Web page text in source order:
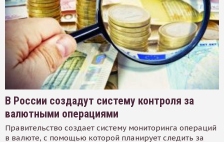
В России создадут систему контроля за
валютными операциями
Правительство создает систему мониторинга операций
в валюте, с помощью которой планирует следить за